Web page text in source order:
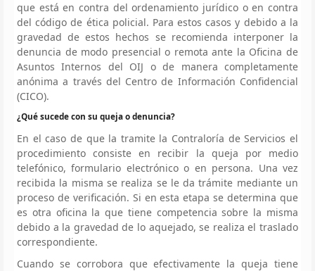
que está en contra del ordenamiento jurídico o en contra
del código de ética policial. Para estos casos y debido a la
gravedad de estos hechos se recomienda interponer la
denuncia de modo presencial o remota ante la Oficina de
Asuntos Internos del OIJ o de manera completamente
anónima a través del Centro de Información Confidencial
(CICO).
¿Qué sucede con su queja o denuncia?
En el caso de que la tramite la Contraloría de Servicios el
procedimiento consiste en recibir la queja por medio
telefónico, formulario electrónico o en persona. Una vez
recibida la misma se realiza se le da trámite mediante un
proceso de verificación. Si en esta etapa se determina que
es otra oficina la que tiene competencia sobre la misma
debido a la gravedad de lo aquejado, se realiza el traslado
correspondiente.
Cuando se corrobora que efectivamente la queja tiene